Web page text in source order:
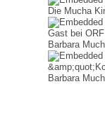
Die Mucha
Barbara
Barbara